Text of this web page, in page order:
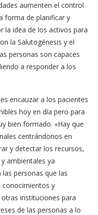
aumenten el control
forma de planificar y
la idea de los activos para
la Salutogénesis y el
personas son capaces
a responder a los
encauzar a los pacientes
hoy en día pero para
bien formado. «Hay que
centrándonos en
y detectar los recursos,
ambientales ya
personas que las
y
instituciones para
de las personas a lo